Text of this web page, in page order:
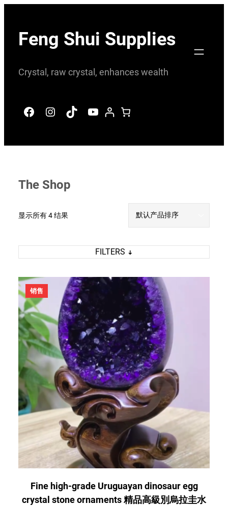
Feng Shui Supplies
Crystal, raw crystal, enhances wealth
Facebook
Instagram
TikTokYouTube
The Shop
显示所有 4 结果
销售
销
品
Fine high-grade Uruguayan dinosaur egg
crystal stone ornaments 精品高級別烏拉圭水
FILTERS